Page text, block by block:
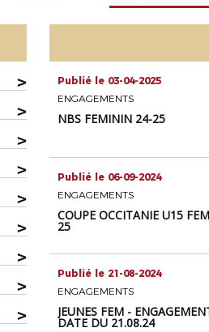
>
>
>
>
>
>
>
>
>
Publié le 03-04-2025
ENGAGEMENTS
NBS FEMININ 24-25
Publié le 06-09-2024
ENGAGEMENTS
COUPE OCCITANIE U15
25
Publié le 21-08-2024
ENGAGEMENTS
JEUNES FEM -
DATE DU 21.08.24